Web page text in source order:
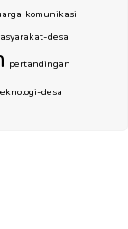
komunikasi
desa
pertandingan
desa